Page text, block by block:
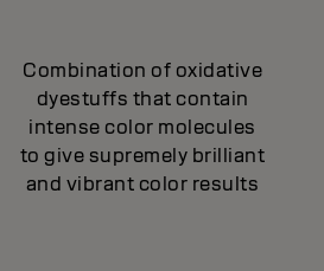
Combination of oxidative
dyestuffs that contain
intense color molecules
to give supremely brilliant
and vibrant color results